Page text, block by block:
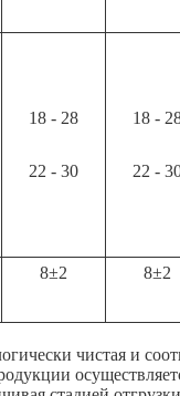
18 - 28
22 - 30
18 -
22 -
8±2 8±2
чистая и